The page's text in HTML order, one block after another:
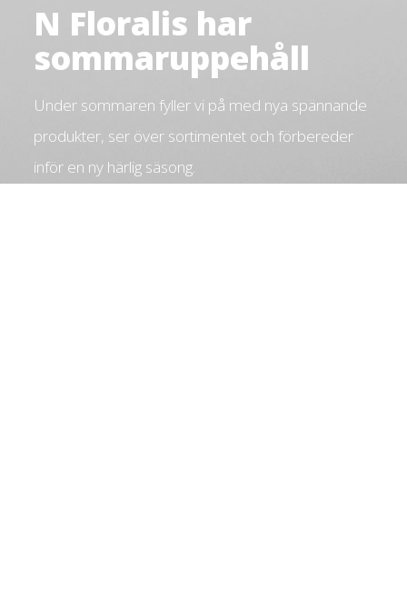
N Floralis har
sommaruppehåll
Under sommaren fyller vi på med nya spännande
produkter, ser över sortimentet och förbereder
inför en ny härlig säsong.